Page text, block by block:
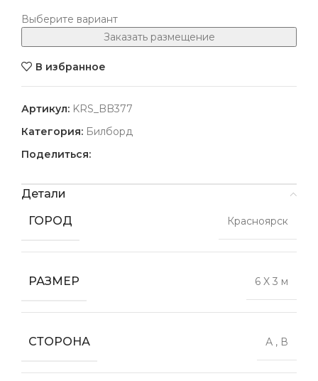
Выберите вариант
Заказать размещение
В избранное
Артикул: KRS_BB377
Категория: Билборд
Поделиться:
Детали
ГОРОД
Красноярск
РАЗМЕР 6 X 3 м
СТОРОНА А , В